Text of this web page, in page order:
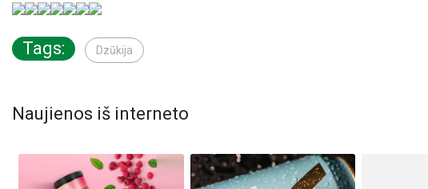
Tags: Dzūkija
Naujienos iš interneto